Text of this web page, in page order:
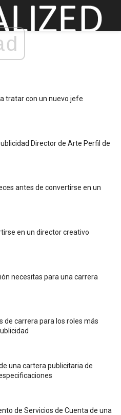
tratar con un nuevo jefe
Director de Arte Perfil de
antes de convertirse en un
en un director creativo
necesitas para una carrera
de carrera para los roles más
una cartera publicitaria de
de Servicios de Cuenta de una